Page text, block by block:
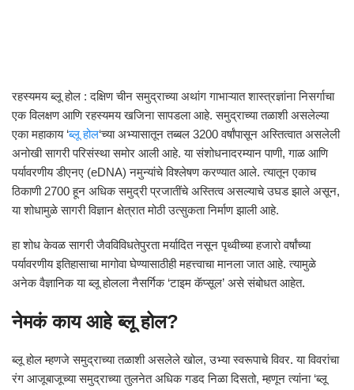
रहस्यमय ब्लू होल : दक्षिण चीन समुद्राच्या अथांग गाभाऱ्यात शास्त्रज्ञांना निसर्गाचा
एक विलक्षण आणि रहस्यमय खजिना सापडला आहे. समुद्राच्या तळाशी असलेल्या
एका महाकाय ‘ब्लू होल‘च्या अभ्यासातून तब्बल 3200 वर्षांपासून अस्तित्वात असलेली
अनोखी सागरी परिसंस्था समोर आली आहे. या संशोधनादरम्यान पाणी, गाळ आणि
पर्यावरणीय डीएनए (eDNA) नमुन्यांचे विश्लेषण करण्यात आले. त्यातून एकाच
ठिकाणी 2700 हून अधिक समुद्री प्रजातींचे अस्तित्व असल्याचे उघड झाले असून,
या शोधामुळे सागरी विज्ञान क्षेत्रात मोठी उत्सुकता निर्माण झाली आहे.
हा शोध केवळ सागरी जैवविविधतेपुरता मर्यादित नसून पृथ्वीच्या हजारो वर्षांच्या
पर्यावरणीय इतिहासाचा मागोवा घेण्यासाठीही महत्त्वाचा मानला जात आहे. त्यामुळे
अनेक वैज्ञानिक या ब्लू होलला नैसर्गिक ‘टाइम कॅप्सूल’ असे संबोधत आहेत.
नेमकं काय आहे ब्लू होल?
ब्लू होल म्हणजे समुद्राच्या तळाशी असलेले खोल, उभ्या स्वरूपाचे विवर. या विवरांचा
रंग आजूबाजूच्या समुद्राच्या तुलनेत अधिक गडद निळा दिसतो, म्हणून त्यांना ‘ब्लू